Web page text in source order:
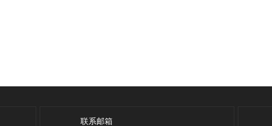
联系邮箱